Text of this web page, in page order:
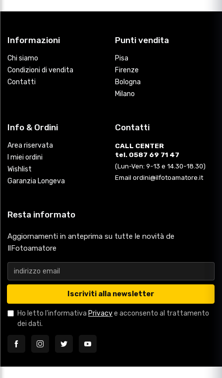
Informazioni
Chi siamo
Condizioni di vendita
Contatti
Punti vendita
Pisa
Firenze
Bologna
Milano
Info & Ordini
Area riservata
I miei ordini
Wishlist
Garanzia Longeva
Contatti
CALL CENTER
tel. 0587 69 71 47
(Lun-Ven: 9-13 e 14.30-18.30)
Email ordini@ilfotoamatore.it
Resta informato
Aggiornamenti in anteprima su tutte le novità de
IlFotoamatore
Iscriviti alla newsletter
Ho letto l'informativa Privacye acconsento al trattamento
dei dati.